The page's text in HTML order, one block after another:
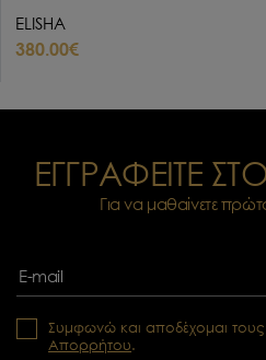
ELISHA
380.00€
ΕΓΓΡΑΦΕΙΤΕ ΣΤΟ
Για να μαθαίνετε
Συμφωνώ και αποδέχομαι
Απορρήτου.